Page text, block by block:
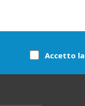
Accetto la